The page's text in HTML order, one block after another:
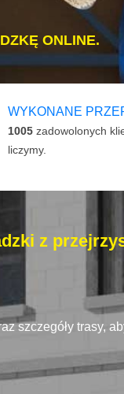
ONLINE.
WYKONANE
1005 zadowolonych
liczymy.
z
szczegóły trasy,